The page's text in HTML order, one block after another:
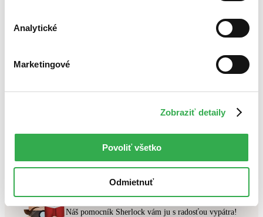
Analytické
Marketingové
Zobraziť detaily
Povoliť všetko
Odmietnuť
Bestsellery
Najdrahšie
vyhovujúci zadaným podmienkam.
Skúste prosím zmeniť vyhľadávaný výraz.
Chcete poradiť knihu?
Náš pomocník Sherlock vám ju s radosťou vypátra!